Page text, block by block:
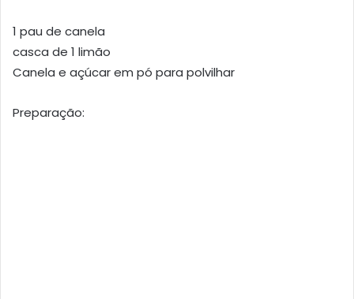
1 pau de canela
casca de 1 limão
Canela e açúcar em pó para polvilhar
Preparação: